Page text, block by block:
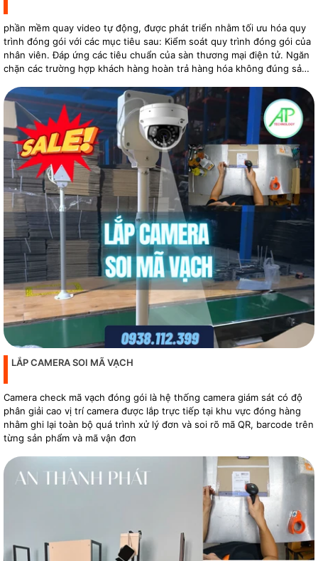
phần mềm quay video tự động, được phát triển nhằm tối ưu hóa quy
trình đóng gói với các mục tiêu sau: Kiểm soát quy trình đóng gói của
nhân viên. Đáp ứng các tiêu chuẩn của sàn thương mại điện tử. Ngăn
chặn các trường hợp khách hàng hoàn trả hàng hóa không đúng sản
LẮP CAMERA SOI MÃ VẠCH
Camera check mã vạch đóng gói là hệ thống camera giám sát có độ
phân giải cao vị trí camera được lắp trực tiếp tại khu vực đóng hàng
nhằm ghi lại toàn bộ quá trình xử lý đơn và soi rõ mã QR, barcode trên
từng sản phẩm và mã vận đơn